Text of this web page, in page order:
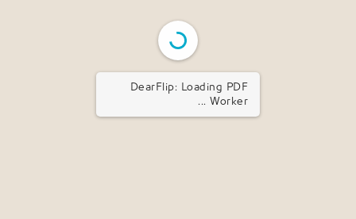
DearFlip: Loading PDF
Worker ...